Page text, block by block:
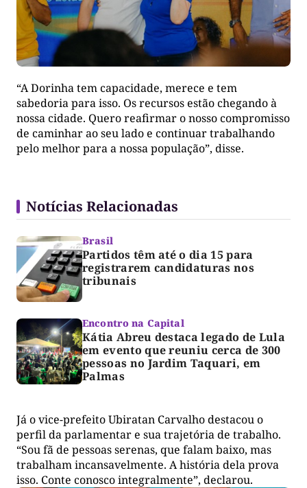
“A Dorinha tem capacidade, merece e tem
sabedoria para isso. Os recursos estão chegando à
nossa cidade. Quero reafirmar o nosso compromisso
de caminhar ao seu lado e continuar trabalhando
pelo melhor para a nossa população”, disse.
Notícias Relacionadas
Brasil
Partidos têm até o dia 15 para
registrarem candidaturas nos
tribunais
Encontro na Capital
Kátia Abreu destaca legado de Lula
em evento que reuniu cerca de 300
pessoas no Jardim Taquari, em
Palmas
Já o vice-prefeito Ubiratan Carvalho destacou o
perfil da parlamentar e sua trajetória de trabalho.
“Sou fã de pessoas serenas, que falam baixo, mas
trabalham incansavelmente. A história dela prova
isso. Conte conosco integralmente”, declarou.